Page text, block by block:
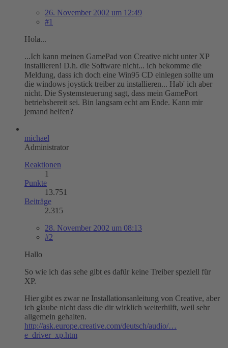
26. November 2002 um 12:49
#1
Hola...
...Ich kann meinen GamePad von Creative nicht unter XP
installieren! D.h. die Software nicht... ich bekomme die
Meldung, dass ich doch eine Win95 CD einlegen sollte um
die windows joystick treiber zu installieren... Hab' ich aber
nicht. Die Systemsteuerung sagt, dass mein GamePort
betriebsbereit sei. Bin langsam echt am Ende. Kann mir
jemand helfen?
michael
Administrator
Reaktionen
1
Punkte
13.751
Beiträge
2.315
28. November 2002 um 08:13
#2
Hallo
So wie ich das sehe gibt es dafür keine Treiber speziell für
XP.
Hier gibt es zwar ne Installationsanleitung von Creative, aber
ich glaube nicht dass die dir wirklich weiterhilft, weil sehr
allgemein gehalten.
http://ask.europe.creative.com/deutsch/audio/…
e_driver_xp.htm